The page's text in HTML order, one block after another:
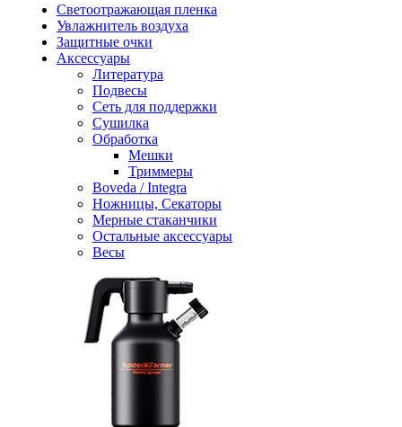
Светоотражающая пленка
Увлажнитель воздуха
Защитные очки
Аксессуары
Литература
Подвесы
Сеть для поддержки
Сушилка
Обработка
Мешки
Триммеры
Boveda / Integra
Ножницы, Секаторы
Мерные стаканчики
Остальные аксессуары
Весы